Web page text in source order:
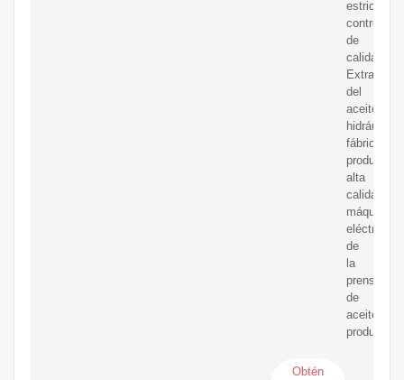
estricto
control
de
calidad
Extractor
del
aceite
hidráulico
fábricas,
alta
calidad
máquina
eléctrica
de
la
prensa
de
aceite
productos.
Obtén